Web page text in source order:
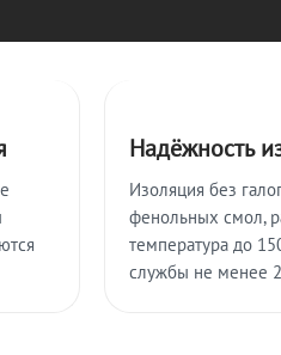
Надёжность
Изоляция без
фенольных смол,
температура до
службы не менее